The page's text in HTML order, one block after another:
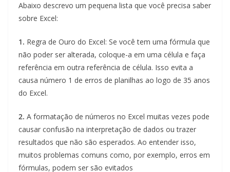
Abaixo descrevo um pequena lista que você precisa saber
sobre Excel:
1. Regra de Ouro do Excel: Se você tem uma fórmula que
não poder ser alterada, coloque-a em uma célula e faça
referência em outra referência de célula. Isso evita a
causa número 1 de erros de planilhas ao logo de 35 anos
do Excel.
2. A formatação de números no Excel muitas vezes pode
causar confusão na interpretação de dados ou trazer
resultados que não são esperados. Ao entender isso,
muitos problemas comuns como, por exemplo, erros em
fórmulas, podem ser são evitados